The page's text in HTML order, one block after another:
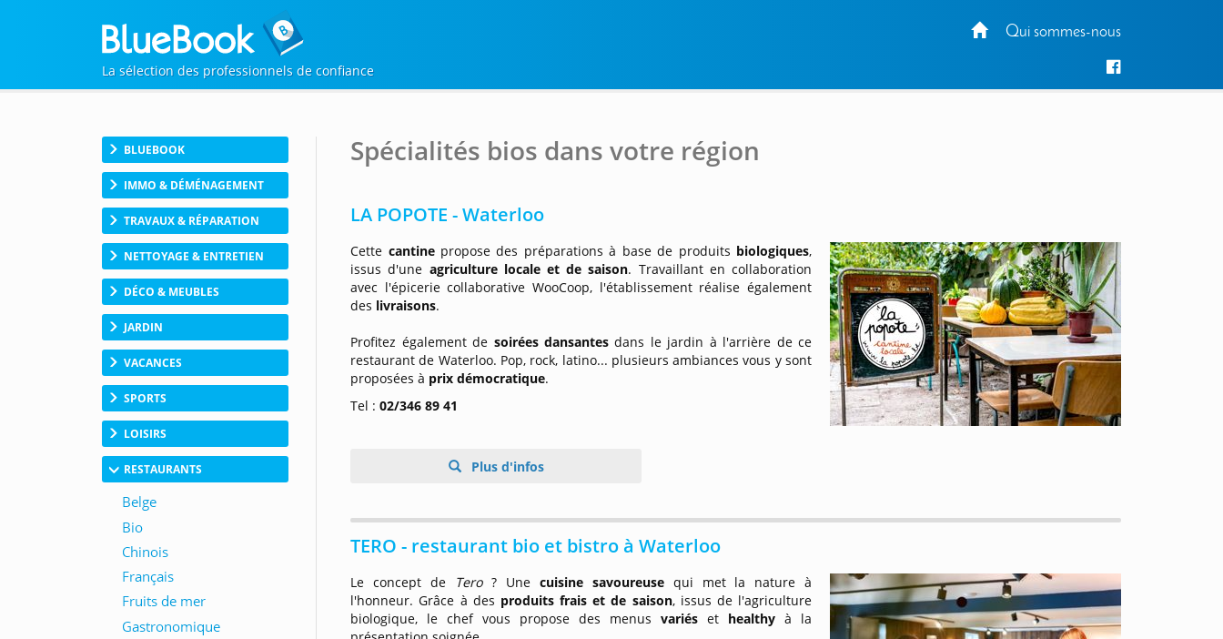
Qui sommes-nous
La sélection des professionnels de confiance
BLUEBOOK
IMMO & DÉMÉNAGEMENT
TRAVAUX & RÉPARATION
NETTOYAGE & ENTRETIEN
DÉCO & MEUBLES
JARDIN
VACANCES
SPORTS
LOISIRS
RESTAURANTS
Spécialités bios dans votre région
LA POPOTE - Waterloo
Cette cantine propose des préparations à base de produits biologiques,
issus d'une agriculture locale et de saison. Travaillant en collaboration
avec l'épicerie collaborative WooCoop, l'établissement réalise également
des livraisons.
Profitez également de soirées dansantesdans le jardin à l'arrière de ce
restaurant de Waterloo. Pop, rock, latino... plusieurs ambiances vous y sont
proposées à prix démocratique.
Tel :02/346 89 41
Plus d'infos
TERO - restaurant bio et bistro à Waterloo
Le concept de Tero? Une cuisine savoureusequi met la nature à
l'honneur. Grâce à des produits frais et de saison, issus de l'agriculture
biologique, le chef vous propose des menusvariéset healthy à la